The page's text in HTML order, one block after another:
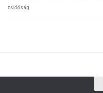
zsidóság